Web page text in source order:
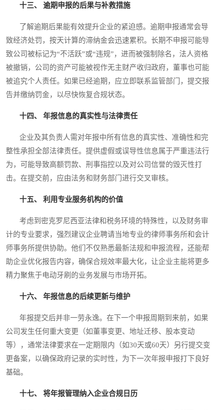
十三、 逾期申报的后果与补救措施
了解逾期后果能有效提升企业的紧迫感。逾期申报通常会导
致经济处罚，按天计算的滞纳金会迅速累积。长期不申报可能导
致公司被标记为“不活跃”或“违规”，进而被强制除名，法人资格
被撤销，公司的资产可能被视作无主财产收归政府，董事也可能
被追究个人责任。如果已经逾期，应立即联系监管部门，提交报
告并缴纳罚金，以尽快恢复合规状态。
十四、 年报信息的真实性与法律责任
企业及其负责人需对年报中所有信息的真实性、准确性和完
整性承担全部法律责任。提供虚假或误导性信息属于严重违法行
为，可能导致高额罚款、刑事指控以及对公司信誉的毁灭性打
击。在提交前，应由法务和财务部门进行交叉审核。
十五、 利用专业服务机构的价值
考虑到密克罗尼西亚法律和税务环境的特殊性，以及财务审
计的专业要求，强烈建议企业聘请当地专业的律师事务所和会计
师事务所提供协助。他们不仅熟悉最新法规和申报流程，还能帮
助企业优化报告内容，确保合规效率最大化，让企业主能将更多
精力聚焦于电动牙刷的业务发展与市场开拓。
十六、 年报信息的后续更新与维护
年报提交后并非一劳永逸。在下一个申报周期到来前，如果
公司发生任何重大变更（如董事变更、地址迁移、股本变动
等），通常法律要求在一定期限内（如30天或60天）另行提交变
更备案，以确保政府记录的实时性，为下一次年报申报打下良好
基础。
十七、 将年报管理纳入企业合规日历